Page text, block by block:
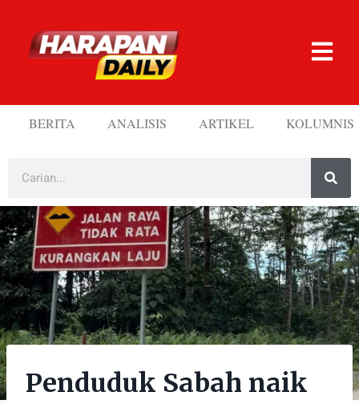
BERITA ANALISIS ARTIKEL KOLUMNIS
Penduduk Sabah naik